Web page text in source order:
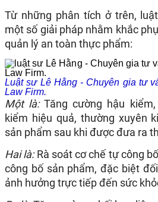
Từ những phân tích ở trên,
một số giải pháp nhằm khắc
quản lý an toàn thực phẩm:​
Luật sư Lê Hằng - Chuyên gia tư
Law Firm.
Một là:Tăng cường hậu
kiểm hiệu quả, thường xuyên
sản phẩm sau khi được đưa ra
Hai là:Rà soát cơ chế tự công
công bố sản phẩm, đặc biệt
ảnh hưởng trực tiếp đến sức